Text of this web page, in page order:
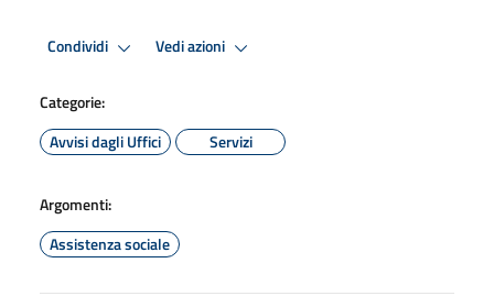
Condividi Vedi azioni
Categorie:
Avvisi dagli Uffici
Servizi
Argomenti:
Assistenza sociale